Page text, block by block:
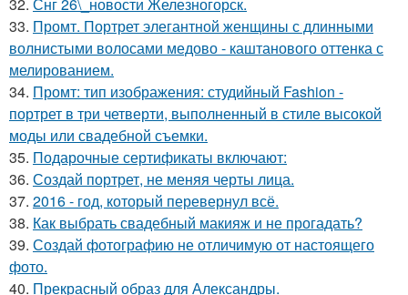
33. Промт. Портрет элегантной женщины с длинными
волнистыми волосами медово - каштанового оттенка с
мелированием.
34. Промт: тип изображения: студийный Fashion -
портрет в три четверти, выполненный в стиле высокой
моды или свадебной съемки.
35. Подарочные сертификаты включают:
36. Создай портрет, не меняя черты лица.
37. 2016 - год, который перевернул всё.
38. Как выбрать свадебный макияж и не прогадать?
39. Создай фотографию не отличимую от настоящего
фото.
40. Прекрасный образ для Александры.